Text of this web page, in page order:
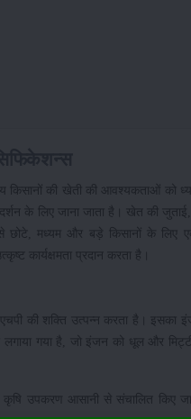
किसानों की खेती की आवश्यकताओं को
के लिए जाना जाता है। खेत की
मध्यम और बड़े किसानों के लिए
कार्यक्षमता प्रदान करता है।
की शक्ति उत्पन्न करता है। इसका
गया है, जो इंजन को धूल और
उपकरण आसानी से संचालित किए